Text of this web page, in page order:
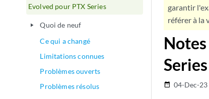
Evolved pour PTX Series
play_arrow
Quoi de neuf
Ce qui a changé
Limitations connues
Problèmes ouverts
Problèmes résolus
garantir
référer à la
Series
date_range 04-Dec-23